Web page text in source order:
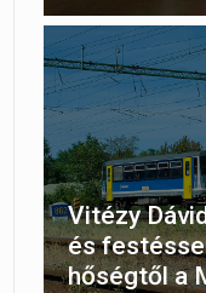
Vitézy
és
hőségtől a